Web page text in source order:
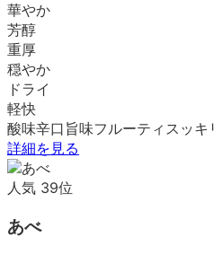
華やか
芳醇
重厚
穏やか
ドライ
軽快
酸味辛口 旨味フルーティ スッキ
詳細を見る
人気 39位
あべ